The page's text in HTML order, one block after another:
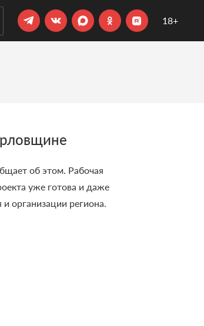
18+
об этом. Рабочая
уже готова и даже
организации региона.